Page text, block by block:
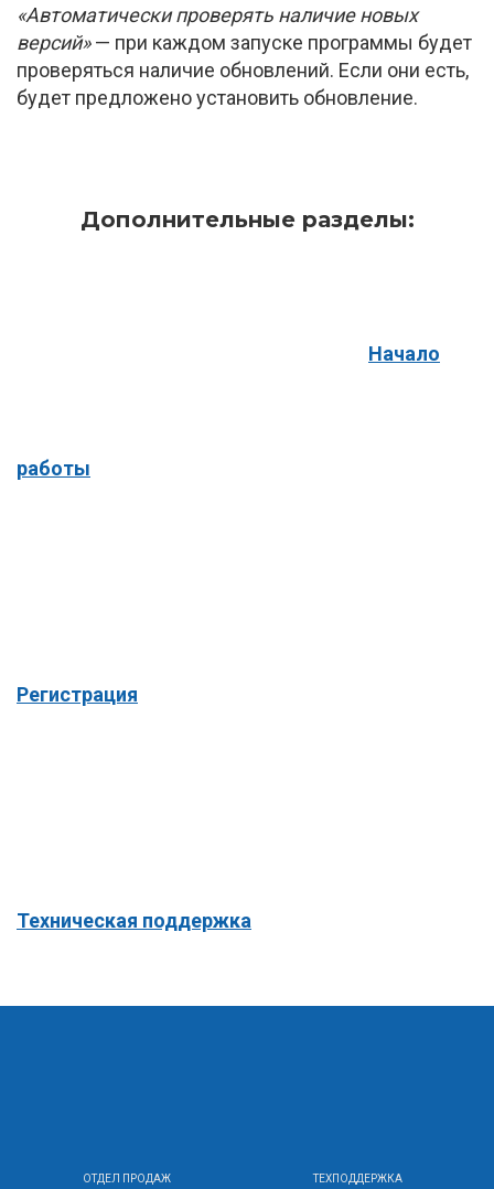
«Автоматически проверять наличие новых
версий»— при каждом запуске программы будет
проверяться наличие обновлений. Если они есть,
будет предложено установить обновление.
Дополнительные разделы:
Начало
работы
Регистрация
Техническая поддержка
ОТДЕЛ ПРОДАЖ ТЕХПОДДЕРЖКА